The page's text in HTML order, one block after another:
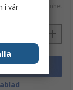
45,81 kr/enhet
korgen
i vår